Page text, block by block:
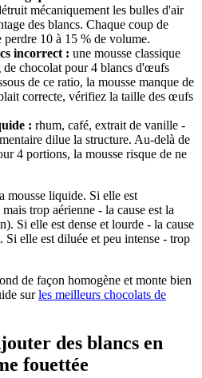
mécaniquement les bulles d'air
des blancs. Chaque coup de
10 à 15 % de volume.
incorrect : une mousse classique
de chocolat pour 4 blancs d'œufs
de ce ratio, la mousse manque de
correcte, vérifiez la taille des œufs
: rhum, café, extrait de vanille -
dilue la structure. Au-delà de
4 portions, la mousse risque de ne
mousse liquide. Si elle est
trop aérienne - la cause est la
Si elle est dense et lourde - la cause
Si elle est diluée et peu intense - trop
de façon homogène et monte bien
surles meilleurs chocolats de
des blancs en
fouettée